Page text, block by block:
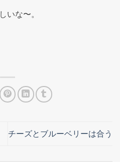
いな〜。
チーズとブルーベリーは合う